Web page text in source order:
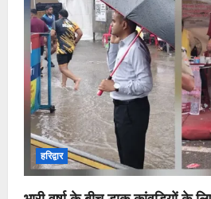
हरिद्वार